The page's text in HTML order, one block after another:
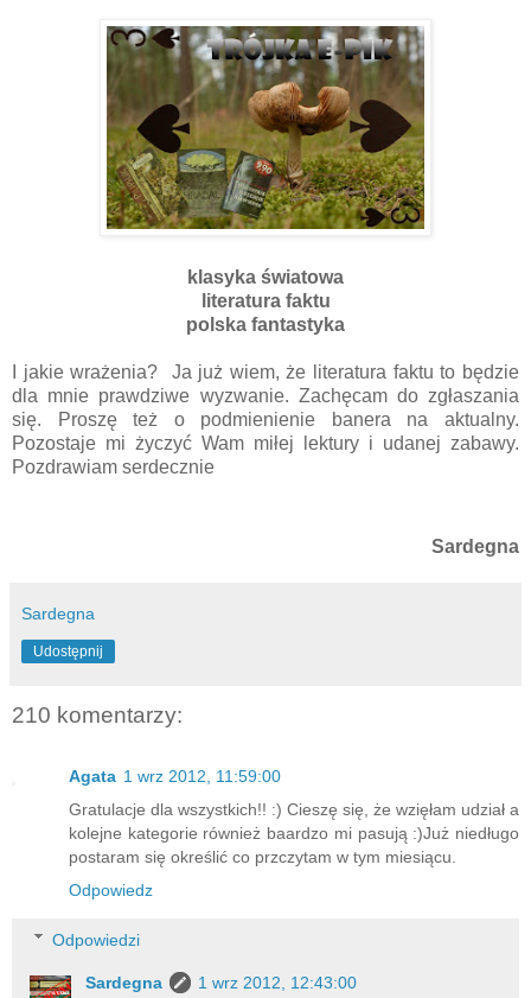
klasyka światowa
literatura faktu
polska fantastyka
I jakie wrażenia? Ja już wiem, że literatura faktu to będzie
dla mnie prawdziwe wyzwanie. Zachęcam do zgłaszania
się. Proszę też o podmienienie banera na aktualny.
Pozostaje mi życzyć Wam miłej lektury i udanej zabawy.
Pozdrawiam serdecznie
Sardegna
Sardegna
Udostępnij
210 komentarzy:
Agata 1 wrz 2012, 11:59:00
Gratulacje dla wszystkich!! :) Cieszę się, że wzięłam udział a
kolejne kategorie również baardzo mi pasują :)Już niedługo
postaram się określić co przczytam w tym miesiącu.
Odpowiedz
Odpowiedzi
Sardegna
1 wrz 2012, 12:43:00